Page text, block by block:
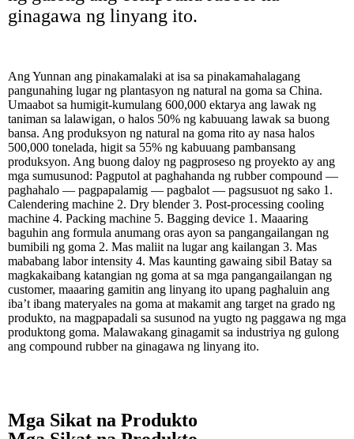
Mga Sikat na Produkto
ginagawa ng linyang ito.
Ang Yunnan ang pinakamalaki at isa sa pinakamahalagang
pangunahing lugar ng plantasyon ng natural na goma sa China.
Umaabot sa humigit-kumulang 600,000 ektarya ang lawak ng
taniman sa lalawigan, o halos 50% ng kabuuang lawak sa buong
bansa. Ang produksyon ng natural na goma rito ay nasa halos
500,000 tonelada, higit sa 55% ng kabuuang pambansang
produksyon. Ang buong daloy ng pagproseso ng proyekto ay ang
mga sumusunod: Pagputol at paghahanda ng rubber compound —
paghahalo — pagpapalamig — pagbalot — pagsusuot ng sako 1.
Calendering machine 2. Dry blender 3. Post-processing cooling
machine 4. Packing machine 5. Bagging device 1. Maaaring
baguhin ang formula anumang oras ayon sa pangangailangan ng
bumibili ng goma 2. Mas maliit na lugar ang kailangan 3. Mas
mababang labor intensity 4. Mas kaunting gawaing sibil Batay sa
magkakaibang katangian ng goma at sa mga pangangailangan ng
customer, maaaring gamitin ang linyang ito upang paghaluin ang
iba’t ibang materyales na goma at makamit ang target na grado ng
produkto, na magpapadali sa susunod na yugto ng paggawa ng mga
produktong goma. Malawakang ginagamit sa industriya ng gulong
ang compound rubber na ginagawa ng linyang ito.